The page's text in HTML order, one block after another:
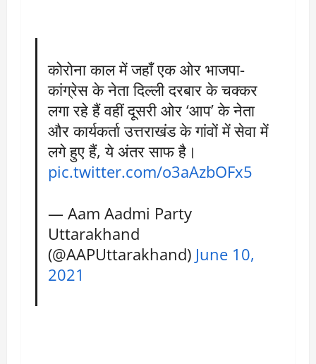
कोरोना काल में जहाँ एक ओर भाजपा-
कांग्रेस के नेता दिल्ली दरबार के चक्कर
लगा रहे हैं वहीं दूसरी ओर ‘आप’ के नेता
और कार्यकर्ता उत्तराखंड के गांवों में सेवा में
लगे हुए हैं, ये अंतर साफ है।
pic.twitter.com/o3aAzbOFx5
— Aam Aadmi Party
Uttarakhand
(@AAPUttarakhand) June 10,
2021